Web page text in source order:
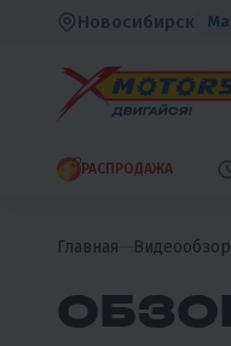
Новосибирск
РАСПРОДАЖА
Главная